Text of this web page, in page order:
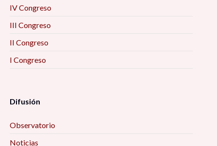
IV Congreso
III Congreso
II Congreso
I Congreso
Difusión
Observatorio
Noticias